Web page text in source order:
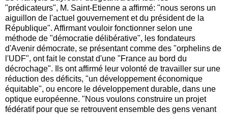
"prédicateurs", M. Saint-Etienne a affirmé: "nous serons un
aiguillon de l'actuel gouvernement et du président de la
République". Affirmant vouloir fonctionner selon une
méthode de "démocratie délibérative", les fondateurs
d'Avenir démocrate, se présentant comme des "orphelins de
l'UDF", ont fait le constat d'une "France au bord du
décrochage". Ils ont affirmé leur volonté de travailler sur une
réduction des déficits, "un développement économique
équitable", ou encore le développement durable, dans une
optique européenne. "Nous voulons construire un projet
fédératif pour que se retrouvent ensemble des gens venant